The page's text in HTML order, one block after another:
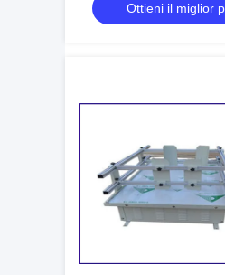
Ottieni il miglior